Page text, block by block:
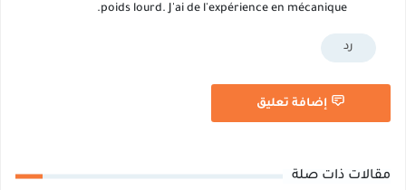
poids lourd. J'ai de l'expérience en mécanique.
رد
إضافة تعليق
مقالات ذات صلة